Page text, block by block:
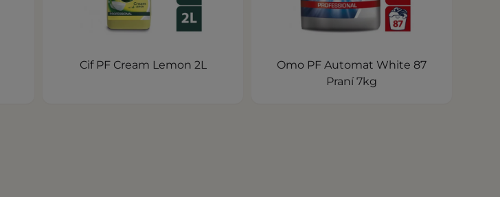
Cif PF Cream Lemon 2L
Omo PF Automat White 87
Praní 7kg